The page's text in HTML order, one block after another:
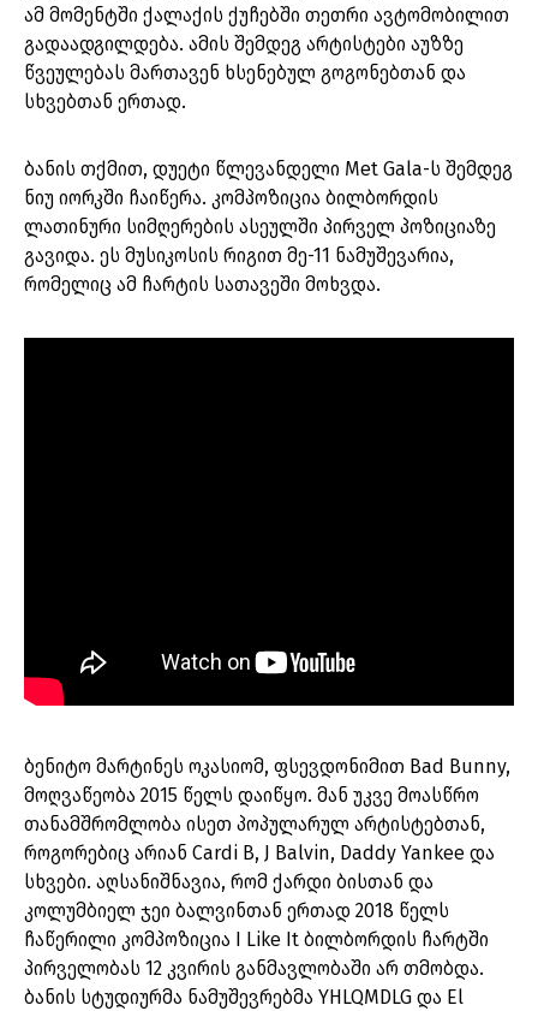
ამ მომენტში ქალაქის ქუჩებში თეთრი ავტომობილით
გადაადგილდება. ამის შემდეგ არტისტები აუზზე
წვეულებას მართავენ ხსენებულ გოგონებთან და
სხვებთან ერთად.
ბანის თქმით, დუეტი წლევანდელი Met Gala-ს შემდეგ
ნიუ იორკში ჩაიწერა. კომპოზიცია ბილბორდის
ლათინური სიმღერების ასეულში პირველ პოზიციაზე
გავიდა. ეს მუსიკოსის რიგით მე-11 ნამუშევარია,
რომელიც ამ ჩარტის სათავეში მოხვდა.
ბენიტო მარტინეს ოკასიომ, ფსევდონიმით Bad Bunny,
მოღვაწეობა 2015 წელს დაიწყო. მან უკვე მოასწრო
თანამშრომლობა ისეთ პოპულარულ არტისტებთან,
როგორებიც არიან Cardi B, J Balvin, Daddy Yankee და
სხვები. აღსანიშნავია, რომ ქარდი ბისთან და
კოლუმბიელ ჯეი ბალვინთან ერთად 2018 წელს
ჩაწერილი კომპოზიცია I Like It ბილბორდის ჩარტში
პირველობას 12 კვირის განმავლობაში არ თმობდა.
ბანის სტუდიურმა ნამუშევრებმა YHLQMDLG და El